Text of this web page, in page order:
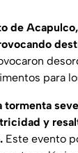
de
para
y
Este evento